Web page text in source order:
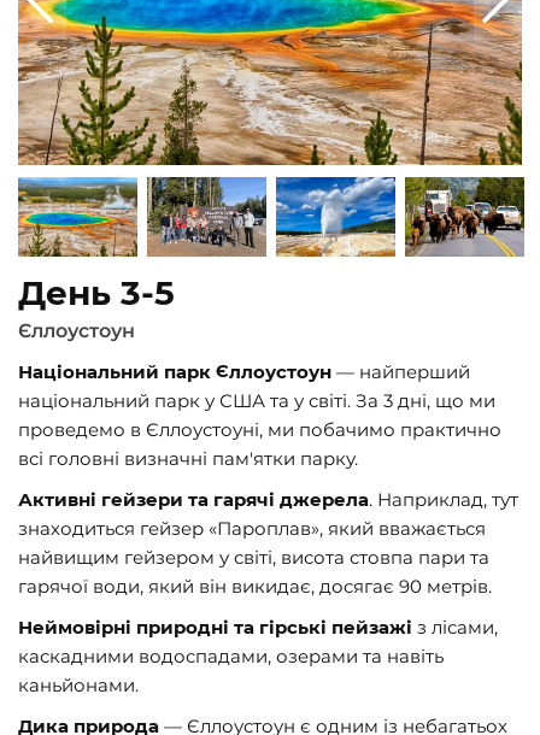
День 3-5
Єллоустоун
Національний парк Єллоустоун — найперший
національний парк у США та у світі. За 3 дні, що ми
проведемо в Єллоустоуні, ми побачимо практично
всі головні визначні пам'ятки парку.
Активні гейзери та гарячі джерела. Наприклад, тут
знаходиться гейзер «Пароплав», який вважається
найвищим гейзером у світі, висота стовпа пари та
гарячої води, який він викидає, досягає 90 метрів.
Неймовірні природні та гірські пейзажі з лісами,
каскадними водоспадами, озерами та навіть
каньйонами.
Дика природа — Єллоустоун є одним із небагатьох